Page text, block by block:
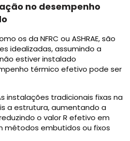
no desempenho
os da NFRC ou ASHRAE, são
idealizadas, assumindo a
estiver instalado
térmico efetivo pode ser
instalações tradicionais fixas na
a estrutura, aumentando a
o valor R efetivo em
métodos embutidos ou fixos